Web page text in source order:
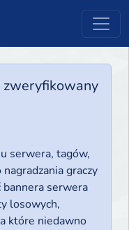
zweryfikowany
serwera, tagów,
graczy
bannera serwera
losowych,
które niedawno